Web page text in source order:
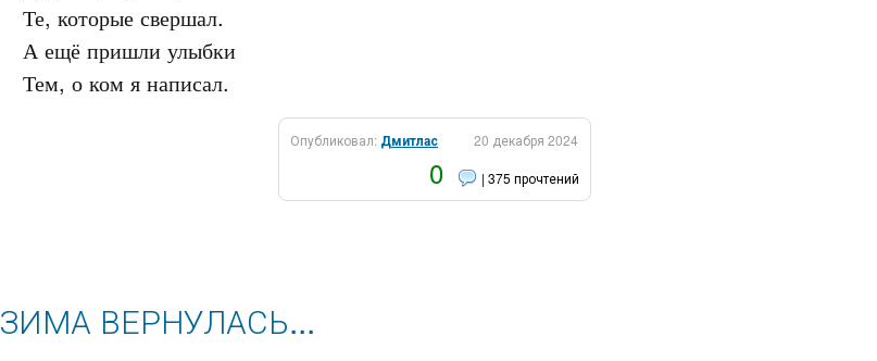
Те, которые свершал.
А ещё пришли улыбки
Опубликовал: Дмитлас 20 декабря 2024
0 | 375 прочтений
ЗИМА ВЕРНУЛАСЬ...